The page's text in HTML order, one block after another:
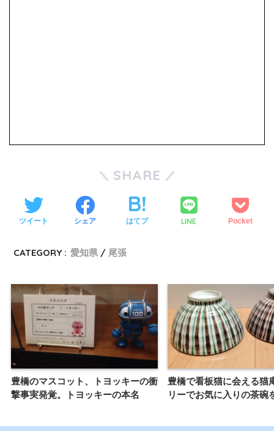
SHARE
ツイート シェア はてブ LINE Pocket
CATEGORY : 愛知県 尾張
豊橋のマスコット、トヨッキーの衝
撃事実発覚。トヨッキーの本名
豊橋で看板猫に会える猫
リーでお気に入りの茶碗